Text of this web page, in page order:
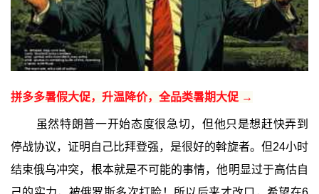
拼多多暑假大促，升温降价，全品类暑期大促 →
虽然特朗普一开始态度很急切，但他只是想赶快弄到
停战协议，证明自己比拜登强，是很好的斡旋者。但24小时
结束俄乌冲突，根本就是不可能的事情，他明显过于高估自